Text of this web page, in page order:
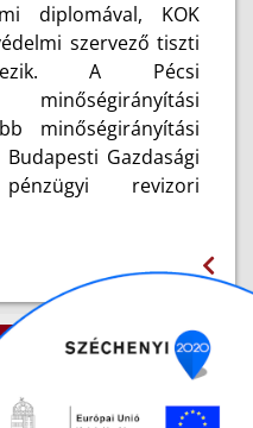
diplomával, KOK
szervező tiszti
A Pécsi
minőségirányítási
Gazdasági
revizori